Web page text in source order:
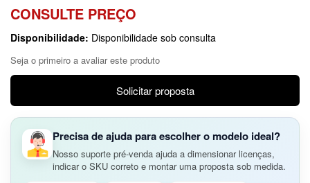
CONSULTE PREÇO
Disponibilidade: Disponibilidade sob consulta
Seja o primeiro a avaliar este produto
Solicitar proposta
Precisa de ajuda para escolher o modelo ideal?
Nosso suporte pré-venda ajuda a dimensionar licenças,
indicar o SKU correto e montar uma proposta sob medida.